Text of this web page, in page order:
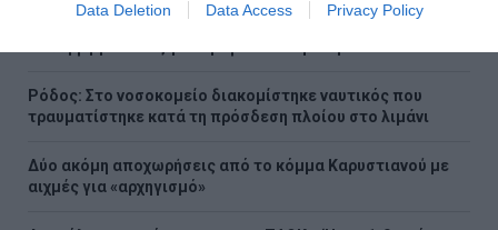
Data Deletion Data Access Privacy Policy
Ρόδος: Στο νοσοκομείο διακομίστηκε ναυτικός που
τραυματίστηκε κατά τη πρόσδεση πλοίου στο λιμάνι
Δύο ακόμη αποχωρήσεις από το κόμμα Καρυστιανού με
αιχμές για «αρχηγισμό»